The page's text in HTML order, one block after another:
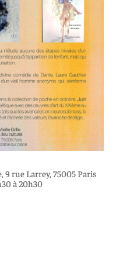
9 rue Larrey, 75005 Paris
à 20h30